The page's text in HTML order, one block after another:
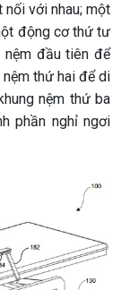
nối với nhau; một
động cơ thứ tư
nệm đầu tiên để
nệm thứ hai để di
nệm thứ ba
phần nghỉ ngơi